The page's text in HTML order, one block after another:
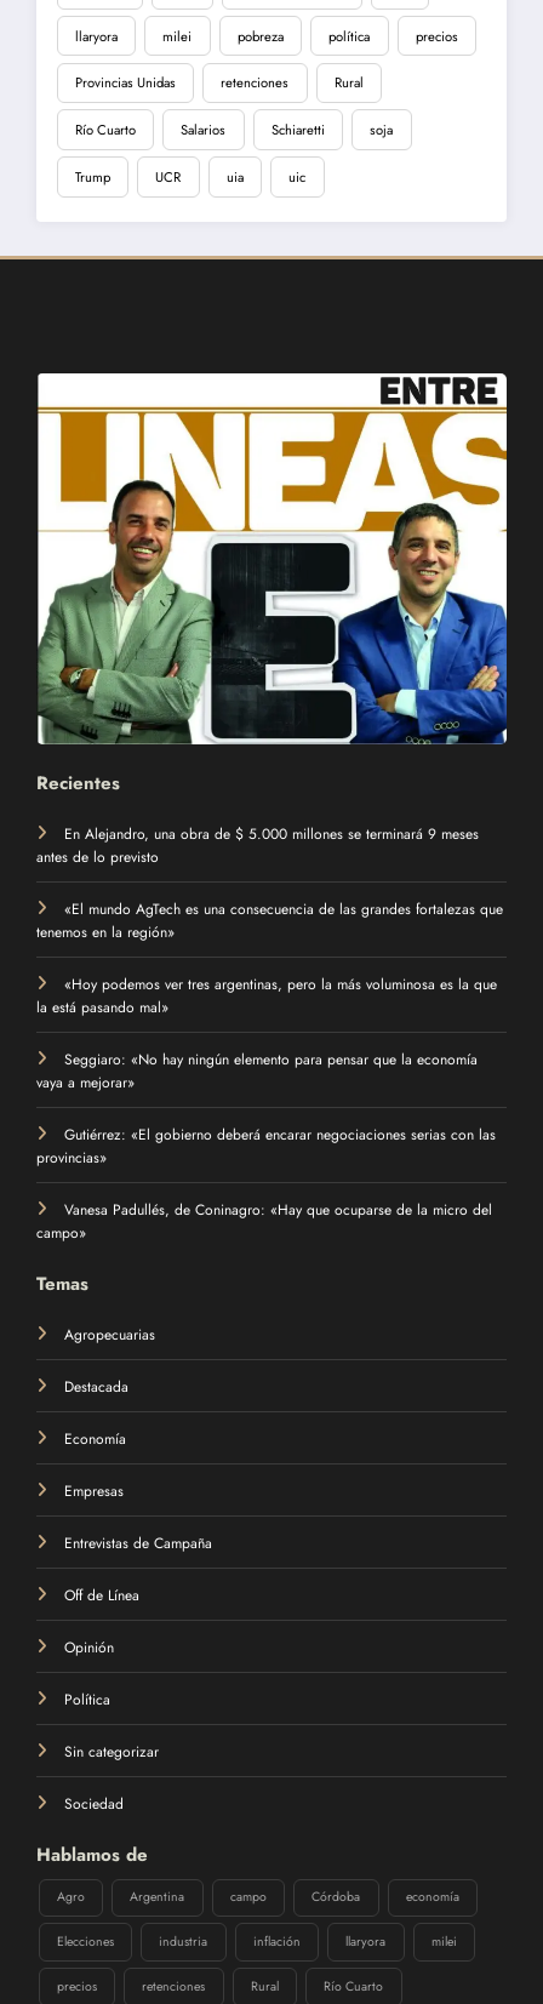
llaryora milei pobreza política precios
Provincias Unidas retenciones Rural
Río Cuarto Salarios Schiaretti soja
Trump UCR uia uic
Recientes
En Alejandro, una obra de $ 5.000 millones se terminará 9 meses
antes de lo previsto
«El mundo AgTech es una consecuencia de las grandes fortalezas que
tenemos en la región»
«Hoy podemos ver tres argentinas, pero la más voluminosa es la que
la está pasando mal»
Seggiaro: «No hay ningún elemento para pensar que la economía
vaya a mejorar»
Gutiérrez: «El gobierno deberá encarar negociaciones serias con las
provincias»
Vanesa Padullés, de Coninagro: «Hay que ocuparse de la micro del
campo»
Temas
Agropecuarias
Destacada
Economía
Empresas
Entrevistas de Campaña
Off de Línea
Opinión
Política
Sin categorizar
Sociedad
Hablamos de
Agro Argentina campo Córdoba economía
Elecciones industria inflación llaryora milei
precios retenciones Rural Río Cuarto